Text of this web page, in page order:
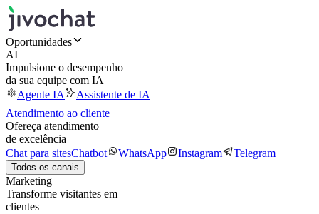
Oportunidades
AI
Impulsione o desempenho
da sua equipe com IA
Agente IA
Assistente de IA
Atendimento ao cliente
Ofereça atendimento
de excelência
Chat para sitesChatbot WhatsApp Instagram Telegram
Todos os canais
Marketing
Transforme visitantes em
clientes